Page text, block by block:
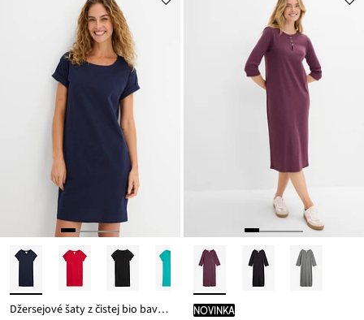
Džersejové šaty z čistej bio bavlny novinka